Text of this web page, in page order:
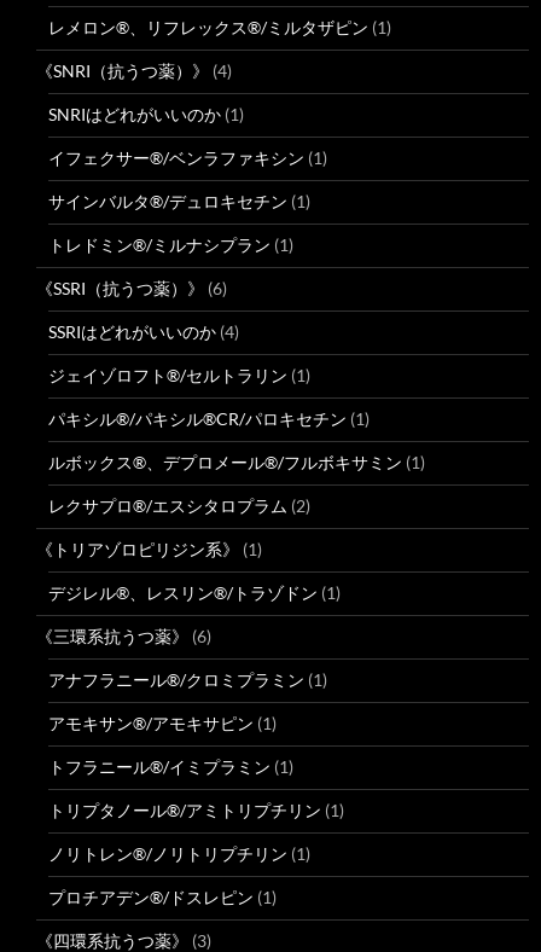
レメロン®、リフレックス®/ミルタザピン (1)
《SNRI（抗うつ薬）》 (4)
SNRIはどれがいいのか (1)
イフェクサー®/ベンラファキシン (1)
サインバルタ®/デュロキセチン (1)
トレドミン®/ミルナシプラン (1)
《SSRI（抗うつ薬）》 (6)
SSRIはどれがいいのか (4)
ジェイゾロフト®/セルトラリン (1)
パキシル®/パキシル®CR/パロキセチン (1)
ルボックス®、デプロメール®/フルボキサミン (1)
レクサプロ®/エスシタロプラム (2)
《トリアゾロピリジン系》 (1)
デジレル®、レスリン®/トラゾドン (1)
《三環系抗うつ薬》 (6)
アナフラニール®/クロミプラミン (1)
アモキサン®/アモキサピン (1)
トフラニール®/イミプラミン (1)
トリプタノール®/アミトリプチリン (1)
ノリトレン®/ノリトリプチリン (1)
プロチアデン®/ドスレピン (1)
《四環系抗うつ薬》 (3)